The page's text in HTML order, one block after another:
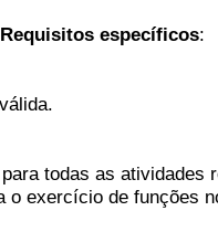
Requisitos específicos:
todas as atividades
o exercício de funções